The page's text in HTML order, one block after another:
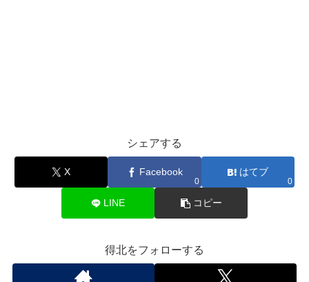
シェアする
X Facebook
0
はてブ
0
LINE コピー
得北をフォローする